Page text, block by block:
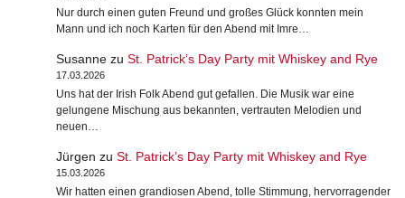
Nur durch einen guten Freund und großes Glück konnten mein
Mann und ich noch Karten für den Abend mit Imre…
Susannezu St. Patrick’s Day Party mit Whiskey and Rye
17.03.2026
Uns hat der Irish Folk Abend gut gefallen. Die Musik war eine
gelungene Mischung aus bekannten, vertrauten Melodien und
neuen…
Jürgen zu St. Patrick’s Day Party mit Whiskey and Rye
15.03.2026
Wir hatten einen grandiosen Abend, tolle Stimmung, hervorragender